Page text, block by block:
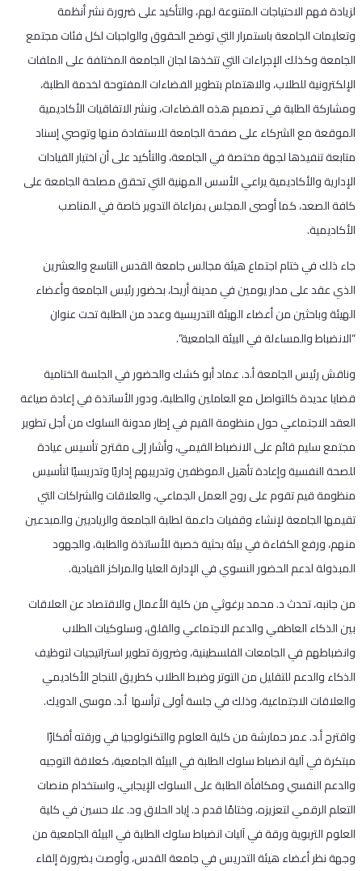
لزيادة فهم الاحتياجات المتنوعة لهم، والتأكيد على ضرورة نشر أنظمة
وتعليمات الجامعة باستمرار التي توضح الحقوق والواجبات لكل فئات مجتمع
الجامعة وكذلك الإجراءات التي تتخذها لجان الجامعة المختلفة على الملفات
الإلكترونية للطلاب، والاهتمام بتطوير الفضاءات المفتوحة لخدمة الطلبة،
ومشاركة الطلبة في تصميم هذه الفضاءات، ونشر الاتفاقيات الأكاديمية
الموقعة مع الشركاء على صفحة الجامعة للاستفادة منها وتوصي إسناد
متابعة تنفيذها لجهة مختصة في الجامعة، والتأكيد على أن اختيار القيادات
الإدارية والأكاديمية يراعي الأسس المهنية التي تحقق مصلحة الجامعة على
كافة الصعد، كما أوصى المجلس بمراعاة التدوير خاصة في المناصب
الأكاديمية.
جاء ذلك في ختام اجتماع هيئة مجالس جامعة القدس التاسع والعشرين
الذي عقد على مدار يومين في مدينة أريحا، بحضور رئيس الجامعة وأعضاء
الهيئة وباحثين من أعضاء الهيئة التدريسية وعدد من الطلبة تحت عنوان
“الانضباط والمساءلة في البيئة الجامعية”.
وناقش رئيس الجامعة أ.د. عماد أبو كشك والحضور في الجلسة الختامية
قضايا عديدة كالتواصل مع العاملين والطلبة، ودور الأساتذة في إعادة صياغة
العقد الاجتماعي حول منظومة القيم في إطار مدونة السلوك من أجل تطوير
مجتمع سليم قائم على الانضباط القيمي، وأشار إلى مقترح تأسيس عيادة
للصحة النفسية وإعادة تأهيل الموظفين وتدريبهم إداريًا وتدريسيًا لتأسيس
منظومة قيم تقوم على روح العمل الجماعي، والعلاقات والشراكات التي
تقيمها الجامعة لإنشاء وقفيات داعمة لطلبة الجامعة والرياديين والمبدعين
منهم، ورفع الكفاءة في بيئة بحثية خصبة للأساتذة والطلبة، والجهود
المبذولة لدعم الحضور النسوي في الإدارة العليا والمراكز القيادية.
من جانبه، تحدث د. محمد برغوثي من كلية الأعمال والاقتصاد عن العلاقات
بين الذكاء العاطفي والدعم الاجتماعي والقلق، وسلوكيات الطلاب
وانضباطهم في الجامعات الفلسطينية، وضرورة تطوير استراتيجيات لتوظيف
الذكاء والدعم للتقليل من التوتر وضبط الطلاب كطريق للنجاح الأكاديمي
والعلاقات الاجتماعية، وذلك في جلسة أولى ترأسها أ.د. موسى الدويك.
واقترح أ.د. عمر حمارشة من كلية العلوم والتكنولوجيا في ورقته أفكارًا
مبتكرة في آلية انضباط سلوك الطلبة في البيئة الجامعية، كعلاقة التوجيه
والدعم النفسي ومكافأة الطلبة على السلوك الإيجابي، واستخدام منصات
التعلم الرقمي لتعزيزه، وختامًا قدم د. إياد الحلاق ود. علا حسين في كلية
العلوم التربوية ورقة في آليات انضباط سلوك الطلبة في البيئة الجامعية من
وجهة نظر أعضاء هيئة التدريس في جامعة القدس، وأوصت بضرورة إلقاء